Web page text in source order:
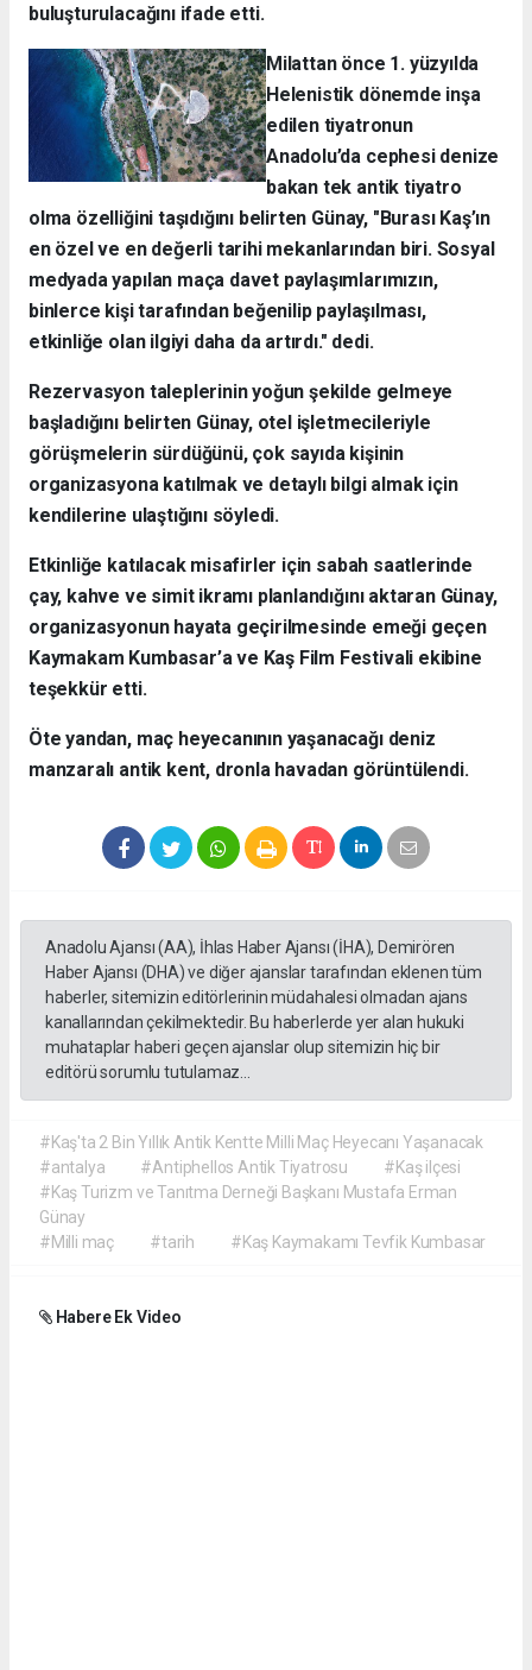
buluşturulacağını ifade etti.
Milattan önce 1. yüzyılda
Helenistik dönemde inşa
edilen tiyatronun
Anadolu’da cephesi denize
bakan tek antik tiyatro
olma özelliğini taşıdığını belirten Günay, "Burası Kaş’ın
en özel ve en değerli tarihi mekanlarından biri. Sosyal
medyada yapılan maça davet paylaşımlarımızın,
binlerce kişi tarafından beğenilip paylaşılması,
etkinliğe olan ilgiyi daha da artırdı." dedi.
Rezervasyon taleplerinin yoğun şekilde gelmeye
başladığını belirten Günay, otel işletmecileriyle
görüşmelerin sürdüğünü, çok sayıda kişinin
organizasyona katılmak ve detaylı bilgi almak için
kendilerine ulaştığını söyledi.
Etkinliğe katılacak misafirler için sabah saatlerinde
çay, kahve ve simit ikramı planlandığını aktaran Günay,
organizasyonun hayata geçirilmesinde emeği geçen
Kaymakam Kumbasar’a ve Kaş Film Festivali ekibine
teşekkür etti.
Öte yandan, maç heyecanının yaşanacağı deniz
manzaralı antik kent, dronla havadan görüntülendi.
Anadolu Ajansı (AA), İhlas Haber Ajansı (İHA), Demirören
Haber Ajansı (DHA) ve diğer ajanslar tarafından eklenen tüm
haberler, sitemizin editörlerinin müdahalesi olmadan ajans
kanallarından çekilmektedir. Bu haberlerde yer alan hukuki
muhataplar haberi geçen ajanslar olup sitemizin hiç bir
editörü sorumlu tutulamaz...
#Kaş'ta 2 Bin Yıllık Antik Kentte Milli Maç Heyecanı Yaşanacak
#antalya
#Antiphellos Antik Tiyatrosu
#Kaş ilçesi
#Kaş Turizm ve Tanıtma Derneği Başkanı Mustafa Erman
Günay
#Milli maç
#tarih #Kaş Kaymakamı Tevfik Kumbasar
Habere Ek Video